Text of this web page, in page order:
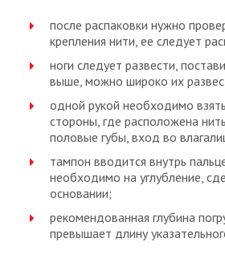
после распаковки нужно
крепления нити, ее следует
ноги следует развести,
выше, можно широко их
одной рукой необходимо
стороны, где расположена
половые губы, вход во
тампон вводится внутрь
необходимо на углубление,
основании;
рекомендованная глубина
превышает длину